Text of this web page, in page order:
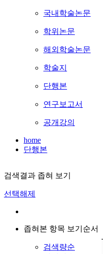
국내학술논문
학위논문
해외학술논문
학술지
단행본
연구보고서
공개강의
home
단행본
검색결과 좁혀 보기
선택해제
좁혀본 항목 보기순서
검색량순